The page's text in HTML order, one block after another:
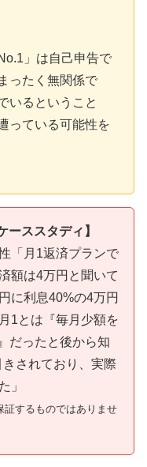
」は自己申告で
ったく無関係で
いるということ
っている可能性を
ススタディ】
「月1返済プランで
額は4万円と聞いて
に利息40%の4万円
1とは『毎月少額を
だったと後から知
されており、実際
」
するものではありませ